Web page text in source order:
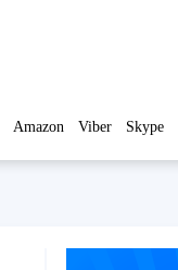
Amazon Viber Skype